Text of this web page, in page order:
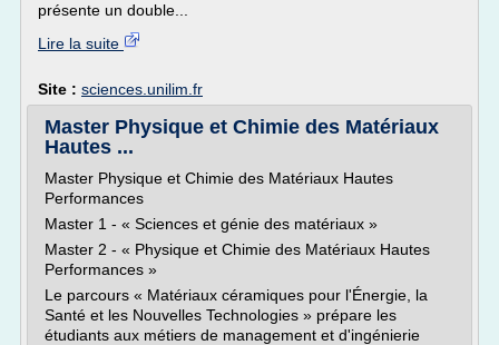
présente un double...
Lire la suite
Site : sciences.unilim.fr
Master Physique et Chimie des Matériaux
Hautes ...
Master Physique et Chimie des Matériaux Hautes
Performances
Master 1 - « Sciences et génie des matériaux »
Master 2 - « Physique et Chimie des Matériaux Hautes
Performances »
Le parcours « Matériaux céramiques pour l'Énergie, la
Santé et les Nouvelles Technologies » prépare les
étudiants aux métiers de management et d'ingénierie